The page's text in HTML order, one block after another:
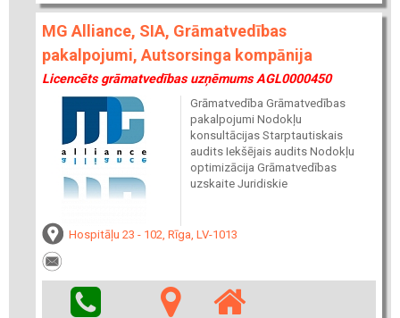
MG Alliance, SIA, Grāmatvedības
pakalpojumi, Autsorsinga kompānija
Licencēts grāmatvedības uzņēmums AGL0000450
Grāmatvedība Grāmatvedības
pakalpojumi Nodokļu
konsultācijas Starptautiskais
audits Iekšējais audits Nodokļu
optimizācija Grāmatvedības
uzskaite Juridiskie
Hospitāļu 23 - 102, Rīga, LV-1013